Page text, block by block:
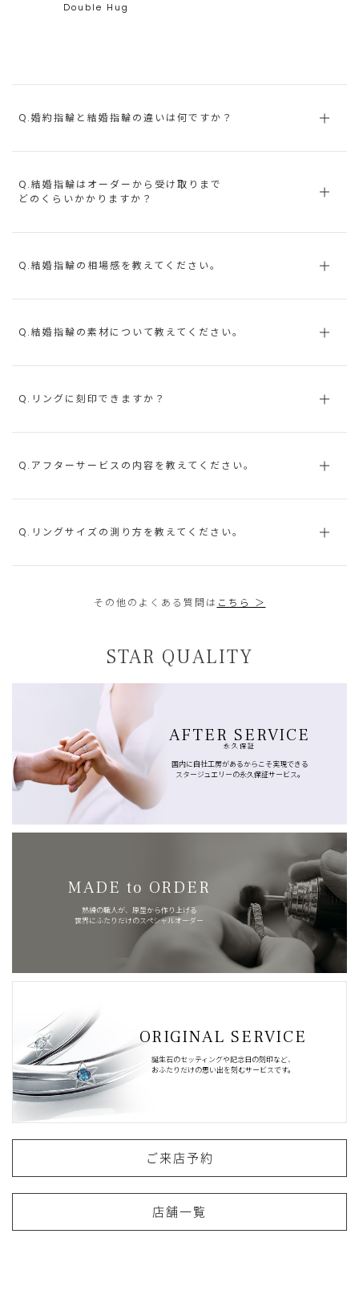
Double Hug
Q.婚約指輪と結婚指輪の違いは何ですか？
Q.結婚指輪はオーダーから受け取りまで
どのくらいかかりますか？
Q.結婚指輪の相場感を教えてください。
Q.結婚指輪の素材について教えてください。
Q.リングに刻印できますか？
Q.アフターサービスの内容を教えてください。
Q.リングサイズの測り方を教えてください。
その他のよくある質問は こちら ＞
STAR QUALITY
AFTER SERVICE
永久保証
国内に自社工房があるからこそ実現できる
スタージュエリーの永久保証サービス。
MADE to ORDER
熟練の職人が、原型から作り上げる
世界にふたりだけのスペシャルオーダー
ORIGINAL SERVICE
誕生石のセッティングや記念日の刻印など、
おふたりだけの思い出を刻むサービスです。
ご来店予約
店舗一覧